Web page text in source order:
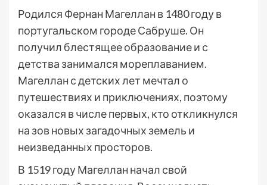
Родился Фернан Магеллан в 1480 году в
португальском городе Сабруше. Он
получил блестящее образование и с
детства занимался мореплаванием.
Магеллан с детских лет мечтал о
путешествиях и приключениях, поэтому
оказался в числе первых, кто откликнулся
на зов новых загадочных земель и
неизведанных просторов.
В 1519 году Магеллан начал свой